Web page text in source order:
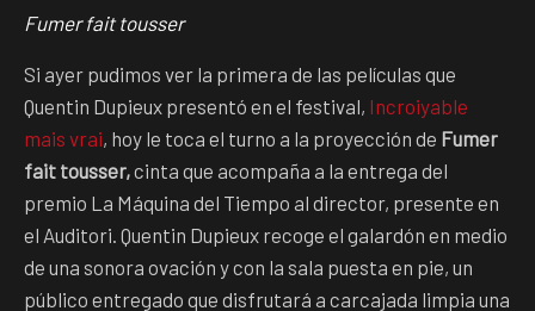
Fumer fait tousser
Si ayer pudimos ver la primera de las películas que
Quentin Dupieux presentó en el festival, Incroiyable
mais vrai, hoy le toca el turno a la proyección de Fumer
fait tousser,cinta que acompaña a la entrega del
premio La Máquina del Tiempo al director, presente en
el Auditori. Quentin Dupieux recoge el galardón en medio
de una sonora ovación y con la sala puesta en pie, un
público entregado que disfrutará a carcajada limpia una